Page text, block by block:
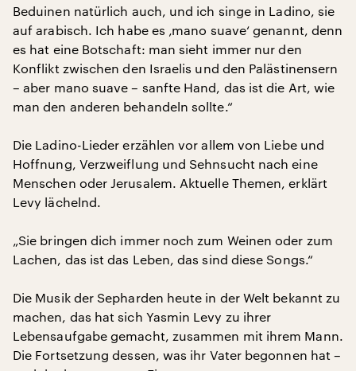
Beduinen natürlich auch, und ich singe in Ladino, sie
auf arabisch. Ich habe es ‚mano suave‘ genannt, denn
es hat eine Botschaft: man sieht immer nur den
Konflikt zwischen den Israelis und den Palästinensern
– aber mano suave – sanfte Hand, das ist die Art, wie
man den anderen behandeln sollte.“
Die Ladino-Lieder erzählen vor allem von Liebe und
Hoffnung, Verzweiflung und Sehnsucht nach eine
Menschen oder Jerusalem. Aktuelle Themen, erklärt
Levy lächelnd.
„Sie bringen dich immer noch zum Weinen oder zum
Lachen, das ist das Leben, das sind diese Songs.“
Die Musik der Sepharden heute in der Welt bekannt zu
machen, das hat sich Yasmin Levy zu ihrer
Lebensaufgabe gemacht, zusammen mit ihrem Mann.
Die Fortsetzung dessen, was ihr Vater begonnen hat –